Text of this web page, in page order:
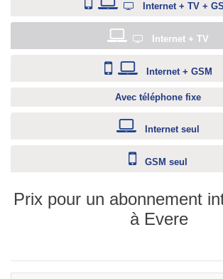
Internet + TV +
Internet + TV
Internet + GSM
Avec téléphone fixe
Internet seul
GSM seul
Prix pour un abonnement
à Evere